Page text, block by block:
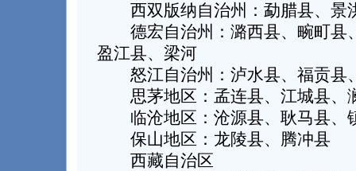
西双版纳自治州：勐腊县、景
德宏自治州：潞西县、畹町县
盈江县、梁河
怒江自治州：泸水县、福贡县
思茅地区：孟连县、江城县、
临沧地区：沧源县、耿马县、
保山地区：龙陵县、腾冲县
西藏自治区